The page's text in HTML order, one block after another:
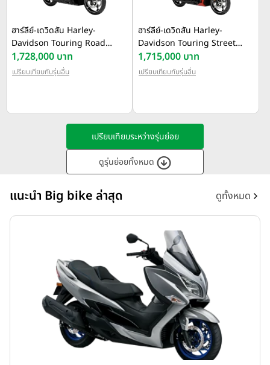
ฮาร์ลีย์-เดวิดสัน Harley-
Davidson Touring Road
Glide ปี 2025
1,728,000 บาท
เปรียบเทียบกับรุ่นอื่น
ฮาร์ลีย์-เดวิดสัน Harley-
Davidson Touring Street
Glide Ultra ปี 2025
1,715,000 บาท
เปรียบเทียบกับรุ่นอื่น
เปรียบเทียบระหว่างรุ่นย่อย
ดูรุ่นย่อยทั้งหมด
แนะนำ Big bike ล่าสุด ดูทั้งหมด